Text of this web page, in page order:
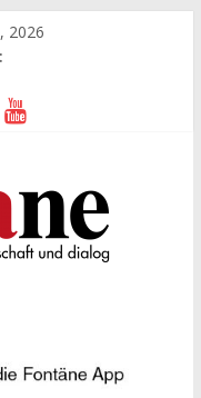
2026
werden muss